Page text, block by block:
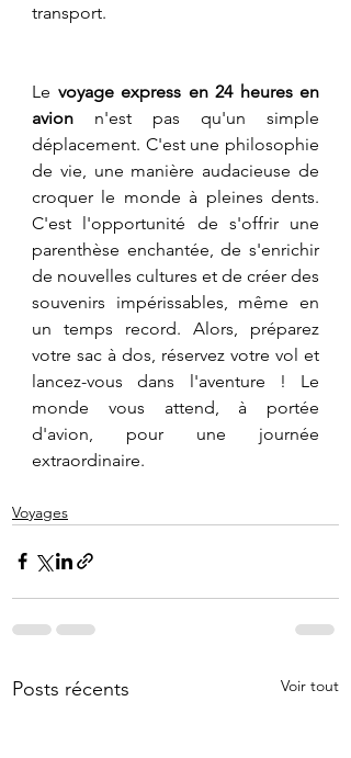
transport.
Le voyage express en 24 heures en
avion n'est pas qu'un simple
déplacement. C'est une philosophie
de vie, une manière audacieuse de
croquer le monde à pleines dents.
C'est l'opportunité de s'offrir une
parenthèse enchantée, de s'enrichir
de nouvelles cultures et de créer des
souvenirs impérissables, même en
un temps record. Alors, préparez
votre sac à dos, réservez votre vol et
lancez-vous dans l'aventure ! Le
monde vous attend, à portée
d'avion, pour une journée
extraordinaire.
Voyages
Posts récents Voir tout